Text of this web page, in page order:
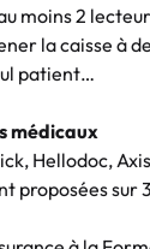
moins 2
la caisse à
patient…
médicaux
Hellodoc,
proposées sur